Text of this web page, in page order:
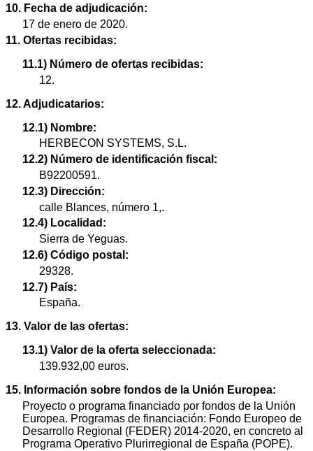
10. Fecha de adjudicación:
17 de enero de 2020.
11. Ofertas recibidas:
11.1) Número de ofertas recibidas:
12.
12. Adjudicatarios:
12.1) Nombre:
HERBECON SYSTEMS, S.L.
12.2) Número de identificación fiscal:
B92200591.
12.3) Dirección:
calle Blances, número 1,.
12.4) Localidad:
Sierra de Yeguas.
12.6) Código postal:
29328.
12.7) País:
España.
13. Valor de las ofertas:
13.1) Valor de la oferta seleccionada:
139.932,00 euros.
15. Información sobre fondos de la Unión Europea:
Proyecto o programa financiado por fondos de la Unión
Europea. Programas de financiación: Fondo Europeo de
Desarrollo Regional (FEDER) 2014-2020, en concreto al
Programa Operativo Plurirregional de España (POPE).